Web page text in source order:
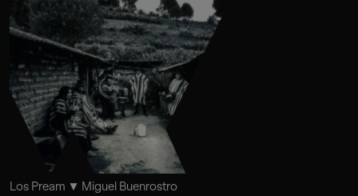
Los Pream Miguel Buenrostro